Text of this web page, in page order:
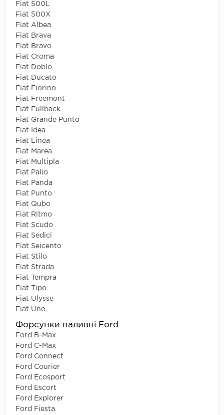
Fiat 500L
Fiat 500X
Fiat Albea
Fiat Brava
Fiat Bravo
Fiat Croma
Fiat Doblo
Fiat Ducato
Fiat Fiorino
Fiat Freemont
Fiat Fullback
Fiat Grande Punto
Fiat Idea
Fiat Linea
Fiat Marea
Fiat Multipla
Fiat Palio
Fiat Panda
Fiat Punto
Fiat Qubo
Fiat Ritmo
Fiat Scudo
Fiat Sedici
Fiat Seicento
Fiat Stilo
Fiat Strada
Fiat Tempra
Fiat Tipo
Fiat Ulysse
Fiat Uno
Форсунки паливні Ford
Ford B-Max
Ford C-Max
Ford Connect
Ford Courier
Ford Ecosport
Ford Escort
Ford Explorer
Ford Fiesta